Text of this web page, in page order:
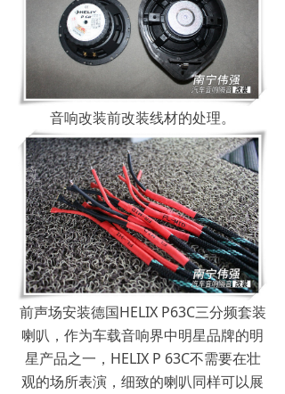
音响改装前改装线材的处理。
前声场安装德国HELIX P63C三分频套装
喇叭，作为车载音响界中明星品牌的明
星产品之一，HELIX P 63C不需要在壮
观的场所表演，细致的喇叭同样可以展